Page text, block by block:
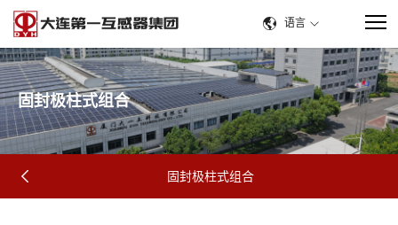
语言
固封极柱式组合
固封极柱式组合